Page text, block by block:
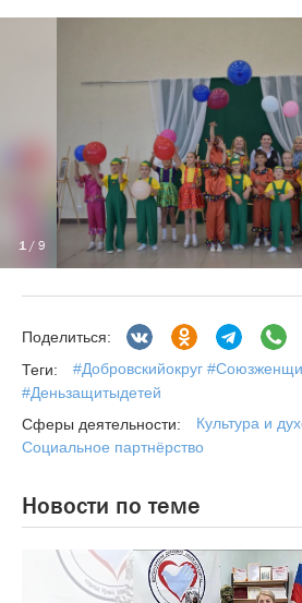
1 / 9
Поделиться:
Теги:
#Добровскийокруг
#Деньзащитыдетей
Сферы деятельности:
Культура и
Социальное партнёрство
Новости по теме